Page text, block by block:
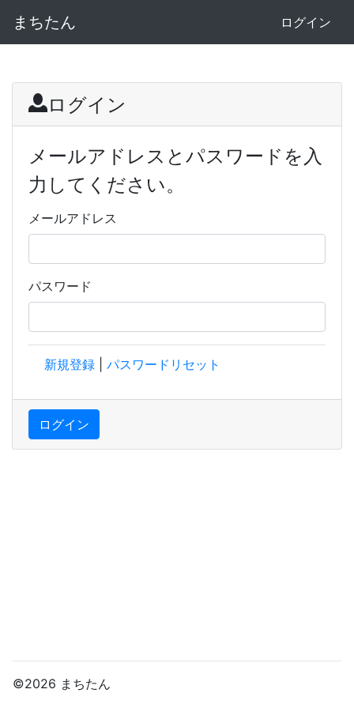
まちたん ログイン
ログイン
メールアドレスとパスワードを入
力してください。
メールアドレス
パスワード
新規登録 パスワードリセット
ログイン
©2026 まちたん